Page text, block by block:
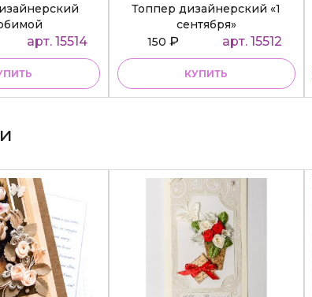
арт. 15514
Топпер дизайнерский «1
сентября»
150 ₽ арт. 15512
КУПИТЬ